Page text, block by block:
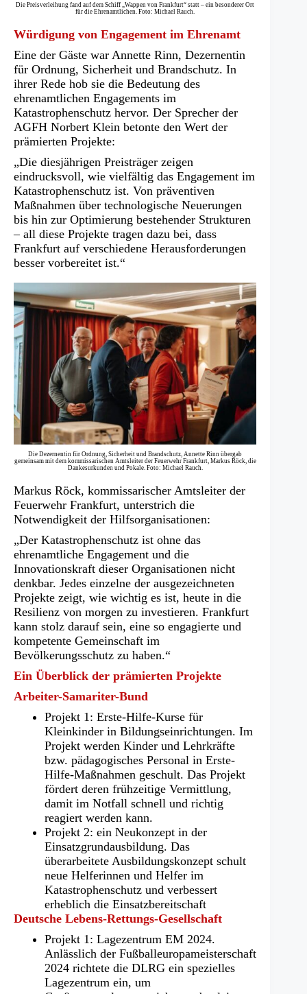
Die Preisverleihung fand auf dem Schiff „Wappen von Frankfurt“ statt – ein besonderer Ort
für die Ehrenamtlichen. Foto: Michael Rauch.
Würdigung von Engagement im Ehrenamt
Eine der Gäste war Annette Rinn, Dezernentin
für Ordnung, Sicherheit und Brandschutz. In
ihrer Rede hob sie die Bedeutung des
ehrenamtlichen Engagements im
Katastrophenschutz hervor. Der Sprecher der
AGFH Norbert Klein betonte den Wert der
prämierten Projekte:
„Die diesjährigen Preisträger zeigen
eindrucksvoll, wie vielfältig das Engagement im
Katastrophenschutz ist. Von präventiven
Maßnahmen über technologische Neuerungen
bis hin zur Optimierung bestehender Strukturen
– all diese Projekte tragen dazu bei, dass
Frankfurt auf verschiedene Herausforderungen
besser vorbereitet ist.“
Die Dezernentin für Ordnung, Sicherheit und Brandschutz, Annette Rinn übergab
gemeinsam mit dem kommissarischen Amtsleiter der Feuerwehr Frankfurt, Markus Röck, die
Dankesurkunden und Pokale. Foto: Michael Rauch.
Markus Röck, kommissarischer Amtsleiter der
Feuerwehr Frankfurt, unterstrich die
Notwendigkeit der Hilfsorganisationen:
„Der Katastrophenschutz ist ohne das
ehrenamtliche Engagement und die
Innovationskraft dieser Organisationen nicht
denkbar. Jedes einzelne der ausgezeichneten
Projekte zeigt, wie wichtig es ist, heute in die
Resilienz von morgen zu investieren. Frankfurt
kann stolz darauf sein, eine so engagierte und
kompetente Gemeinschaft im
Bevölkerungsschutz zu haben.“
Ein Überblick der prämierten Projekte
Arbeiter-Samariter-Bund
Projekt 1: Erste-Hilfe-Kurse für
Kleinkinder in Bildungseinrichtungen. Im
Projekt werden Kinder und Lehrkräfte
bzw. pädagogisches Personal in Erste-
Hilfe-Maßnahmen geschult. Das Projekt
fördert deren frühzeitige Vermittlung,
damit im Notfall schnell und richtig
reagiert werden kann.
Projekt 2: ein Neukonzept in der
Einsatzgrundausbildung. Das
überarbeitete Ausbildungskonzept schult
neue Helferinnen und Helfer im
Katastrophenschutz und verbessert
erheblich die Einsatzbereitschaft
Deutsche Lebens-Rettungs-Gesellschaft
Projekt 1: Lagezentrum EM 2024.
Anlässlich der Fußballeuropameisterschaft
2024 richtete die DLRG ein spezielles
Lagezentrum ein, um